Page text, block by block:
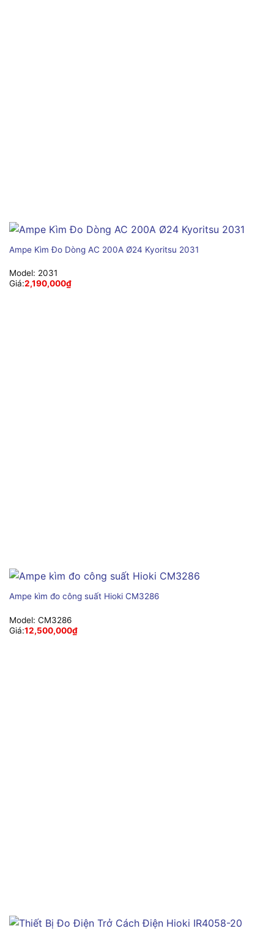
Ampe Kìm Đo Dòng AC 200A Ø24 Kyoritsu 2031
Model: 2031
Giá:2,190,000₫
Ampe kìm đo công suất Hioki CM3286
Model: CM3286
Giá:12,500,000₫